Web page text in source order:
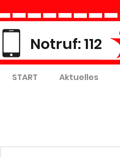
Notruf: 112
START Aktuelles